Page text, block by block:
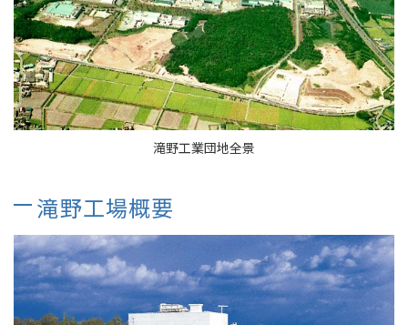
滝野工業団地全景
滝野工場概要